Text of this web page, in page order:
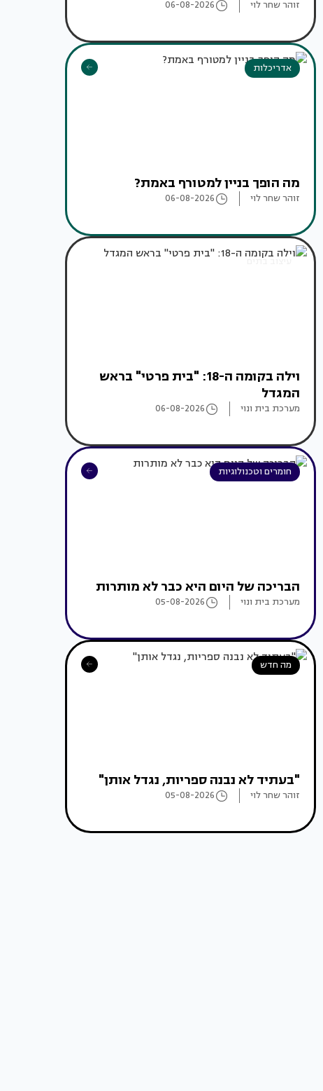
זוהר שחר לוי 06-08-2026
אדריכלות
מה הופך בניין למטורף באמת?
זוהר שחר לוי 06-08-2026
עיצוב בתים
וילה בקומה ה-18: "בית פרטי" בראש
המגדל
מערכת בית ונוי 06-08-2026
חומרים וטכנולוגיות
הבריכה של היום היא כבר לא מותרות
מערכת בית ונוי 05-08-2026
מה חדש
"בעתיד לא נבנה ספריות, נגדל אותן"
זוהר שחר לוי 05-08-2026